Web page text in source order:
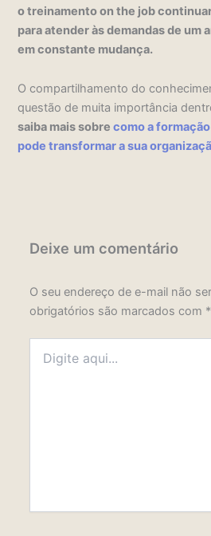
o treinamento on the job
para atender às demandas de um
em constante mudança.
O compartilhamento do
questão de muita importância
saiba mais sobrecomo a
pode transformar a sua
Deixe um comentário
O seu endereço de e-mail não
obrigatórios são marcados com *
aqui...